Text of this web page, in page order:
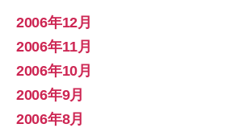
2006年12月
2006年11月
2006年10月
2006年9月
2006年8月